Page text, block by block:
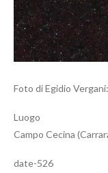
Foto di Egidio
Luogo
Campo Cecina
date-526